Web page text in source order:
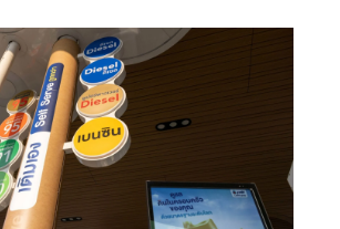
เข้าใจผิดที่ตัวเขาคิดไปเอง ความฝันทั้งหมด
างมาเกือบถูกทำลายลงหมดสิ้น แต่แล้วด้วย
บางคน ได้ช่วยนำทางให้ทั้งคู่มองเห็นหนทาง
วลาอันยากลำบาก ก่อนจะกลับมาเข้าใจ และ
ส่งมอบรอยยิ้มนั้นไปสู่ผู้คน เพื่อสร้างพลัง
ห้ทุกชีวิตได้ก้าวต่อไปอย่างมีความสุข